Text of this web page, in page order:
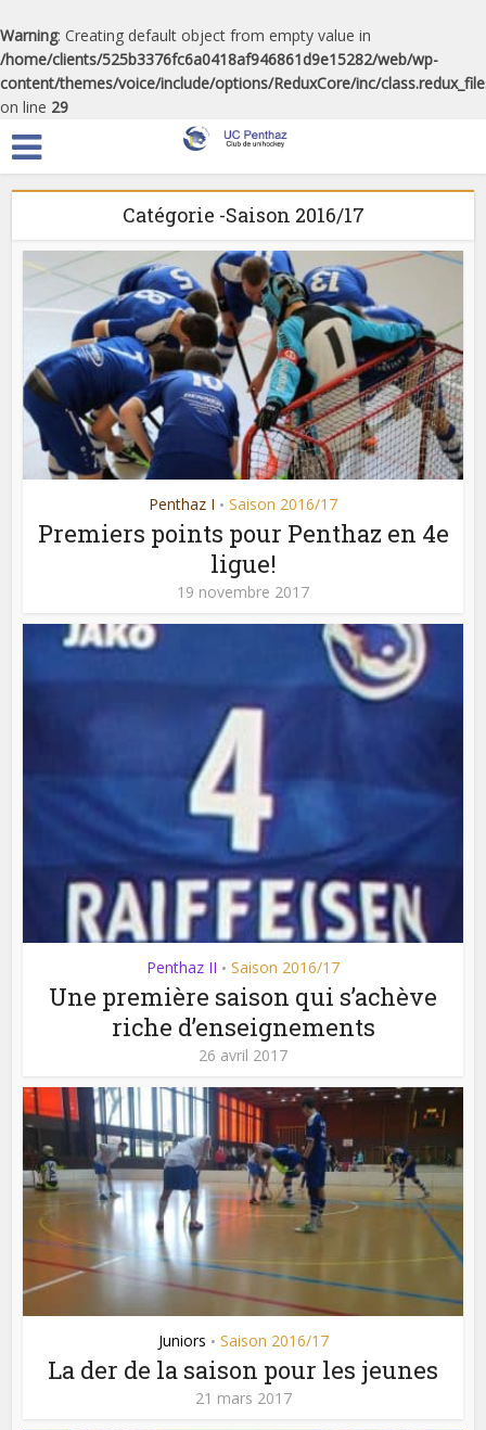
Warning: Creating default object from empty value in
/home/clients/525b3376fc6a0418af946861d9e15282/web/wp-
content/themes/voice/include/options/ReduxCore/inc/
on line 29
Catégorie -Saison 2016/17
Penthaz I • Saison 2016/17
Premiers points pour Penthaz en 4e
ligue!
19 novembre 2017
Penthaz II • Saison 2016/17
Une première saison qui s’achève
riche d’enseignements
26 avril 2017
Juniors • Saison 2016/17
La der de la saison pour les jeunes
21 mars 2017